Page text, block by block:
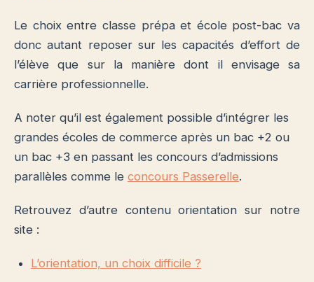
Le choix entre classe prépa et école post-bac va
donc autant reposer sur les capacités d’effort de
l’élève que sur la manière dont il envisage sa
carrière professionnelle.
A noter qu’il est également possible d’intégrer les
grandes écoles de commerce après un bac +2 ou
un bac +3 en passant les concours d’admissions
parallèles comme le concours Passerelle.
Retrouvez d’autre contenu orientation sur notre
site :
L’orientation, un choix difficile ?